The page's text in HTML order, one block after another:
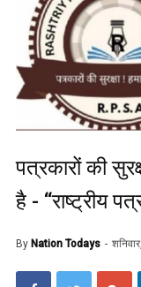
पत्रकारों की
है - “राष्ट्रीय
By Nation Todays